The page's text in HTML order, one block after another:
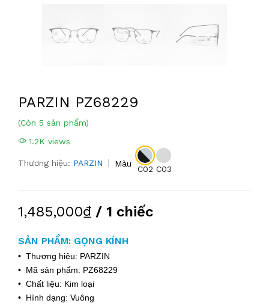
PARZIN PZ68229
(Còn 5 sản phẩm)
1.2K views
Thương hiệu: PARZIN Màu
C02 C03
1,485,000₫ / 1 chiếc
SẢN PHẨM: GỌNG KÍNH
• Thương hiệu: PARZIN
• Mã sản phẩm: PZ68229
• Chất liệu: Kim loại
• Hình dạng: Vuông